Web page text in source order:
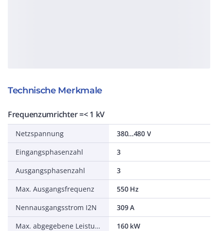
Technische Merkmale
Frequenzumrichter =< 1 kV
Netzspannung
380...480 V
Eingangsphasenzahl
3
Ausgangsphasenzahl
3
Max. Ausgangsfrequenz
550 Hz
Nennausgangsstrom I2N
309 A
Max. abgegebene Leistung bei quadrat. Belastung bei Bemessungsausgangsspannung
160 kW